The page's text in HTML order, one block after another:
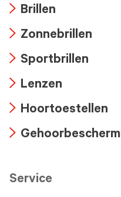
icon
Brillen
icon
Zonnebrillen
icon
Sportbrillen
icon
Lenzen
icon
Hoortoestellen
Service